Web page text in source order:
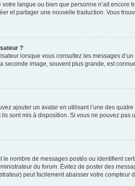
langue ou bien que personne n’ait
et partager une nouvelle traduction. Vous
?
lorsque vous consultez les messages
image, souvent plus grande, est
ajouter un avatar en utilisant l’une des
sont mis à disposition. Si vous ne pouvez pas
nombre de messages postés ou identifient
du forum. Évitez de poster des
peut facilement abaisser votre compteur